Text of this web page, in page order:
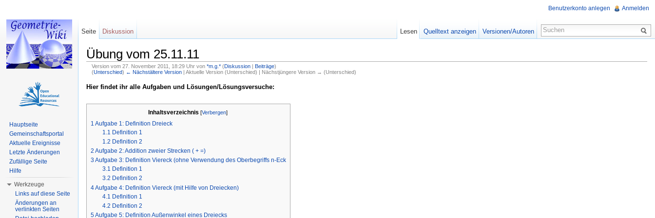
Übung vom 25.11.11
Version vom 27. November 2011, 18:29 Uhr von *m.g.* (Diskussion| Beiträge)
(Unterschied) ← Nächstältere Version| Aktuelle Version (Unterschied) | Nächstjüngere Version → (Unterschied)
Hier findet ihr alle Aufgaben und Lösungen/Lösungsversuche:
Inhaltsverzeichnis [Verbergen]
1 Aufgabe 1: Definition Dreieck
1.1 Definition 1
1.2 Definition 2
2 Aufgabe 2: Addition zweier Strecken ( + =)
3Aufgabe 3: Definition Viereck (ohne Verwendung des Oberbegriffs n-Eck
3.1 Definition 1
3.2 Definition 2
4Aufgabe 4: Definition Viereck (mit Hilfe von Dreiecken)
4.1 Definition 1
4.2 Definition 2
5Aufgabe 5: Definition Außenwinkel eines Dreiecks
Benutzerkonto anlegen Anmelden
Seite Diskussion Lesen Quelltext anzeigen Versionen/Autoren
Hauptseite
Gemeinschaftsportal
Aktuelle Ereignisse
Letzte Änderungen
Zufällige Seite
Hilfe
Werkzeuge
Links auf diese Seite
Änderungen an
verlinkten Seiten